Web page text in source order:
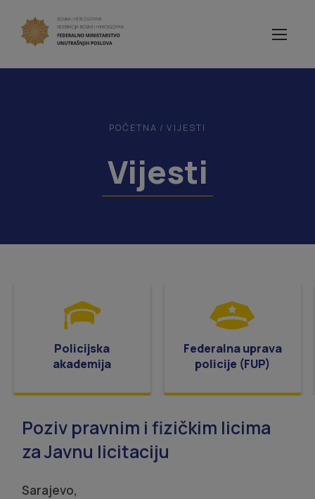
POČETNA / VIJESTI
Vijesti
Policijska
akademija
Federalna uprava
policije (FUP)
Poziv pravnim i fizičkim licima
za Javnu licitaciju
Sarajevo,